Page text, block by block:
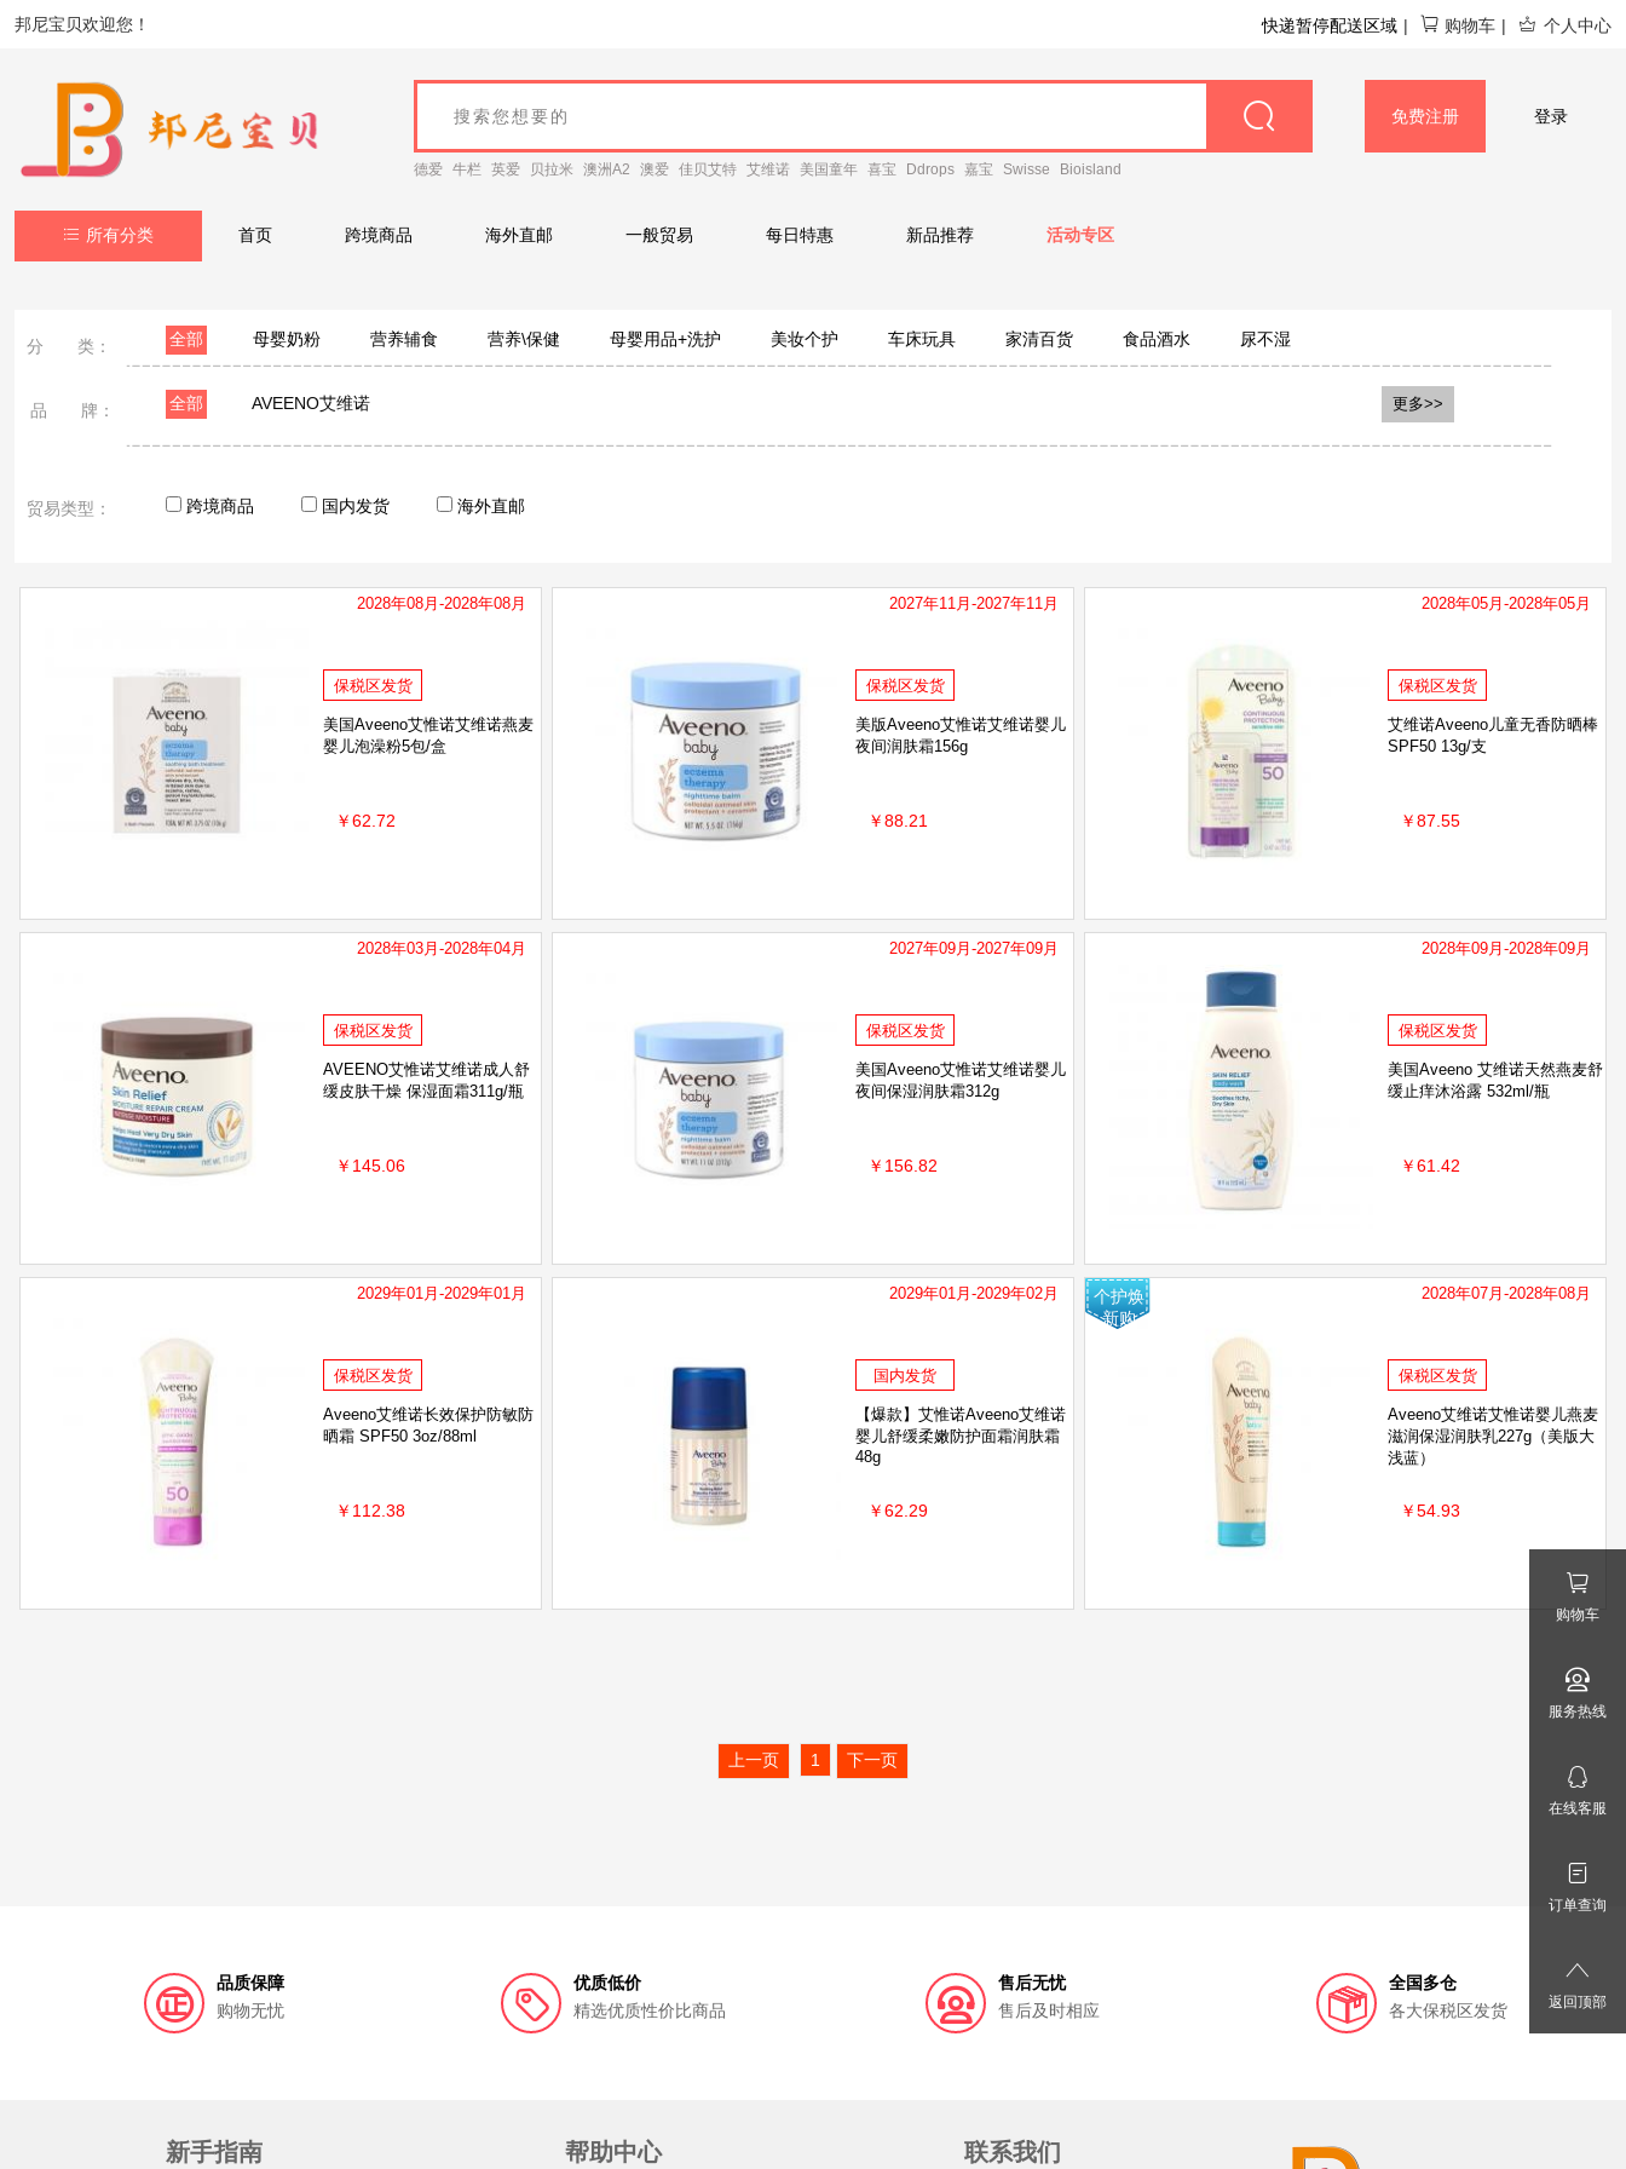
邦尼宝贝欢迎您！ 快递暂停配送区域 | 购物车 | 个人中心
德爱 牛栏 英爱 贝拉米 澳洲A2 澳爱 佳贝艾特 艾维诺 美国童年 喜宝 Ddrops 嘉宝 Swisse Bioisland
免费注册 登录
所有分类 首页 跨境商品 海外直邮 一般贸易 每日特惠 新品推荐 活动专区
分 类： 全部 母婴奶粉 营养辅食 营养\保健 母婴用品+洗护 美妆个护 车床玩具 家清百货 食品酒水 尿不湿
品 牌： 全部 AVEENO艾维诺 更多>>
贸易类型： 跨境商品 国内发货 海外直邮
2028年08月-2028年08月
保税区发货
美国Aveeno艾惟诺艾维诺燕麦
婴儿泡澡粉5包/盒
￥62.72
2027年11月-2027年11月
保税区发货
美版Aveeno艾惟诺艾维诺婴儿
夜间润肤霜156g
￥88.21
2028年05月-2028年05月
保税区发货
艾维诺Aveeno儿童无香防晒棒
SPF50 13g/支
￥87.55
2028年03月-2028年04月
保税区发货
AVEENO艾惟诺艾维诺成人舒
缓皮肤干燥 保湿面霜311g/瓶
￥145.06
2027年09月-2027年09月
保税区发货
美国Aveeno艾惟诺艾维诺婴儿
夜间保湿润肤霜312g
￥156.82
2028年09月-2028年09月
保税区发货
美国Aveeno 艾维诺天然燕麦舒
缓止痒沐浴露 532ml/瓶
￥61.42
2029年01月-2029年01月
保税区发货
Aveeno艾维诺长效保护防敏防
晒霜 SPF50 3oz/88ml
￥112.38
2029年01月-2029年02月
国内发货
【爆款】艾惟诺Aveeno艾维诺
婴儿舒缓柔嫩防护面霜润肤霜
48g
￥62.29
个护焕
新购
2028年07月-2028年08月
保税区发货
Aveeno艾维诺艾惟诺婴儿燕麦
滋润保湿润肤乳227g（美版大
浅蓝）
￥54.93
上一页 1 下一页
品质保障
购物无忧
优质低价
精选优质性价比商品
售后无忧
售后及时相应
全国多仓
各大保税区发货
新手指南 帮助中心 联系我们
购物车
服务热线
在线客服
订单查询
返回顶部